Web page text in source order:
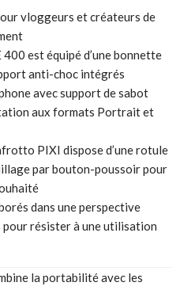
vloggeurs et créateurs de
est équipé d’une bonnette
anti-choc intégrés
avec support de sabot
aux formats Portrait et
PIXI dispose d’une rotule
par bouton-poussoir pour
dans une perspective
pour résister à une utilisation
la portabilité avec les